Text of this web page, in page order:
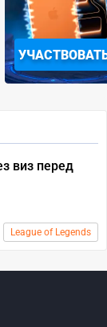
виз перед
League of Legends